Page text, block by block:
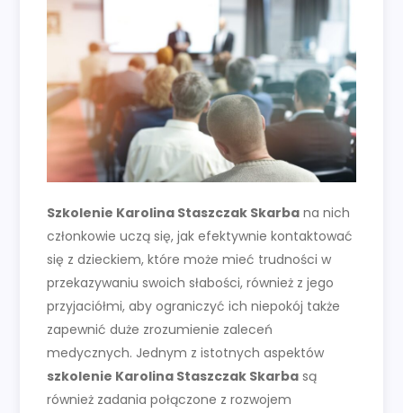
Szkolenie Karolina Staszczak Skarba na nich
członkowie uczą się, jak efektywnie kontaktować
się z dzieckiem, które może mieć trudności w
przekazywaniu swoich słabości, również z jego
przyjaciółmi, aby ograniczyć ich niepokój także
zapewnić duże zrozumienie zaleceń
medycznych. Jednym z istotnych aspektów
szkolenie Karolina Staszczak Skarba są
również zadania połączone z rozwojem